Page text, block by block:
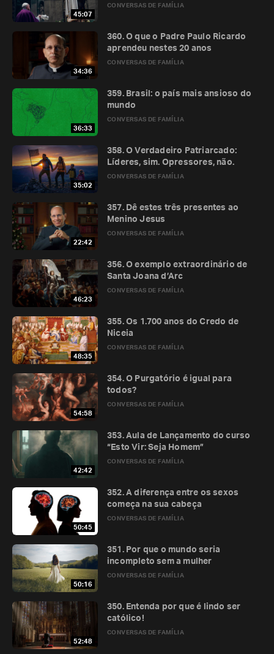
45:07
CONVERSAS DE FAMÍLIA
34:36
CONVERSAS DE FAMÍLIA
360. O que o Padre Paulo Ricardo
aprendeu nestes 20 anos
36:33
CONVERSAS DE FAMÍLIA
359. Brasil: o país mais ansioso do
mundo
35:02
CONVERSAS DE FAMÍLIA
358. O Verdadeiro Patriarcado:
Líderes, sim. Opressores, não.
22:42
CONVERSAS DE FAMÍLIA
357. Dê estes três presentes ao
Menino Jesus
46:23
CONVERSAS DE FAMÍLIA
356. O exemplo extraordinário de
Santa Joana d’Arc
48:35
CONVERSAS DE FAMÍLIA
355. Os 1.700 anos do Credo de
Niceia
54:58
CONVERSAS DE FAMÍLIA
354. O Purgatório é igual para
todos?
42:42
CONVERSAS DE FAMÍLIA
353. Aula de Lançamento do curso
“Esto Vir: Seja Homem”
50:45
CONVERSAS DE FAMÍLIA
352. A diferença entre os sexos
começa na sua cabeça
50:16
CONVERSAS DE FAMÍLIA
351. Por que o mundo seria
incompleto sem a mulher
52:48
CONVERSAS DE FAMÍLIA
350. Entenda por que é lindo ser
católico!